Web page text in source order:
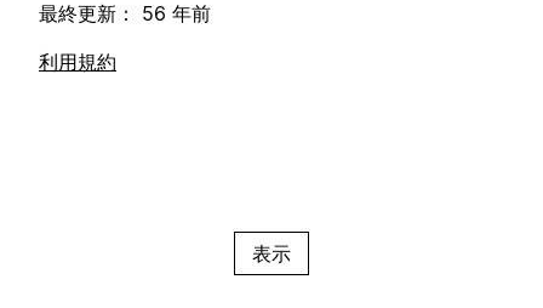
最終更新： 56 年前
利用規約
表示